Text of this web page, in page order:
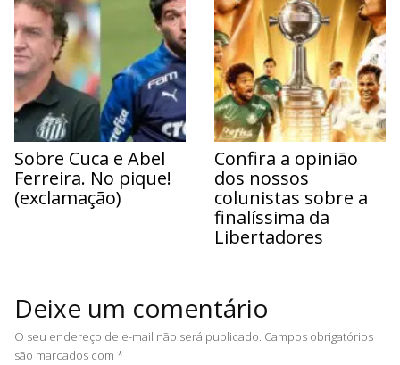
Sobre Cuca e Abel
Ferreira. No pique!
(exclamação)
Confira a opinião
dos nossos
colunistas sobre a
finalíssima da
Libertadores
Deixe um comentário
O seu endereço de e-mail não será publicado. Campos obrigatórios
são marcados com *